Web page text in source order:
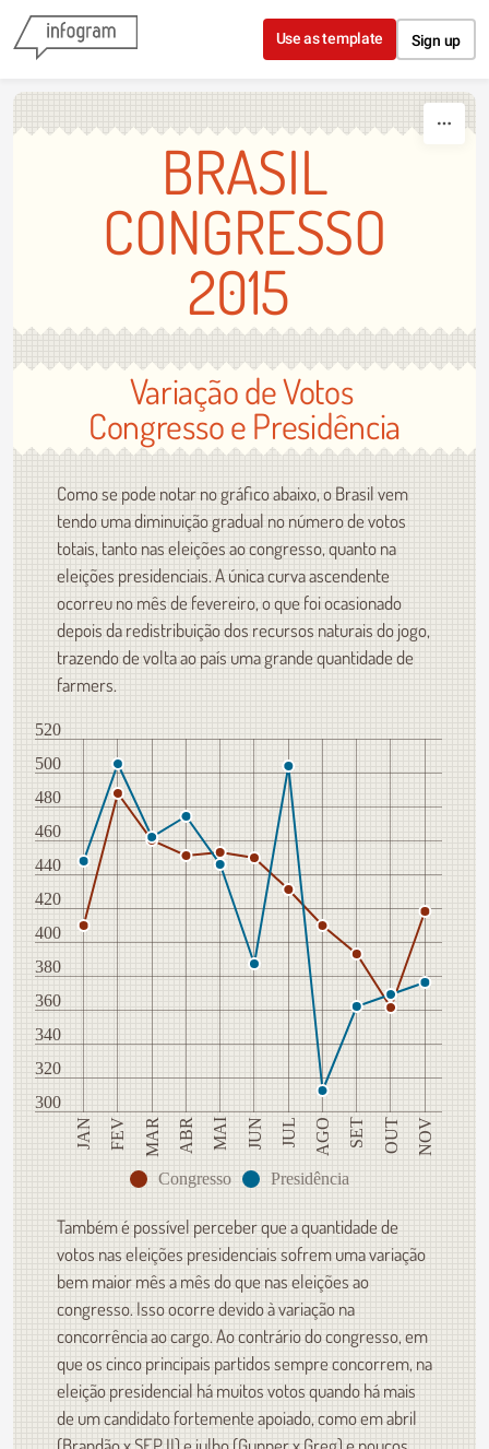
Skip to content
Use as template Sign up
BRASIL
CONGRESSO
2015
Variação de Votos
Congresso e Presidência
Como se pode notar no gráfico abaixo, o Brasil vem
tendo uma diminuição gradual no número de votos
totais, tanto nas eleições ao congresso, quanto na
eleições presidenciais. A única curva ascendente
ocorreu no mês de fevereiro, o que foi ocasionado
depois da redistribuição dos recursos naturais do jogo,
trazendo de volta ao país uma grande quantidade de
farmers.
300
320
340
360
380
400
420
440
460
480
500
520
JAN FEV MAR ABR MAI JUN JUL AGO SET OUT NOV
Congresso Presidência
Também é possível perceber que a quantidade de
votos nas eleições presidenciais sofrem uma variação
bem maior mês a mês do que nas eleições ao
congresso. Isso ocorre devido à variação na
concorrência ao cargo. Ao contrário do congresso, em
que os cinco principais partidos sempre concorrem, na
eleição presidencial há muitos votos quando há mais
de um candidato fortemente apoiado, como em abril